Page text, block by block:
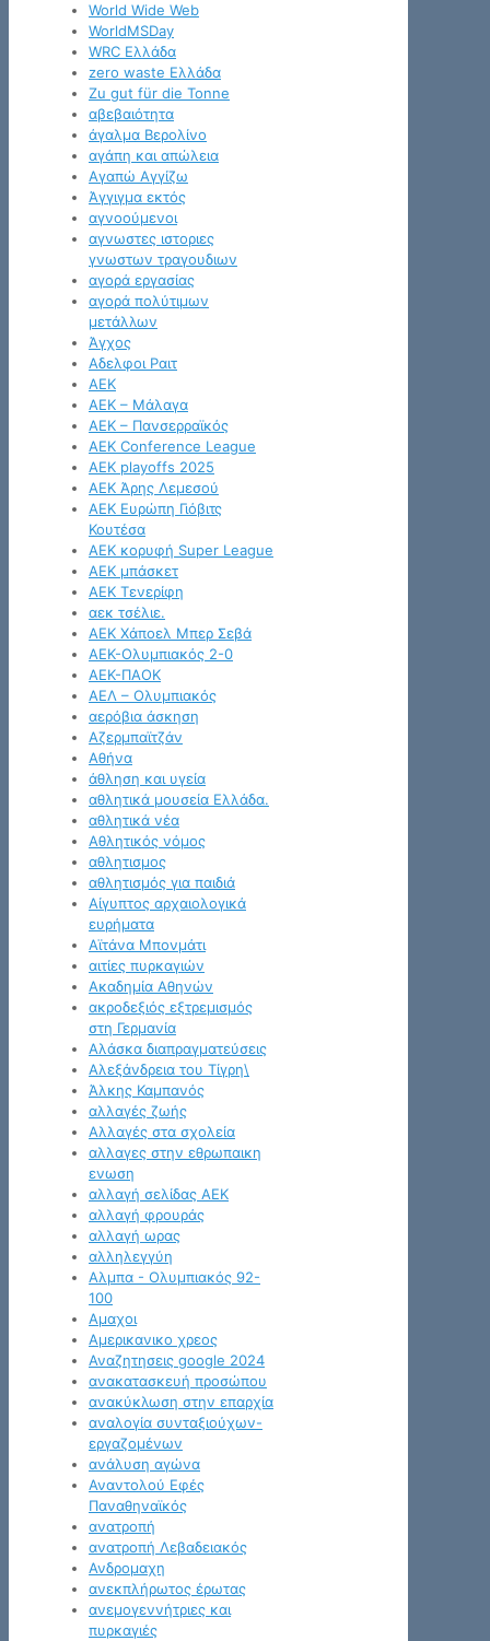
World Wide Web
WorldMSDay
WRC Ελλάδα
zero waste Ελλάδα
Zu gut für die Tonne
αβεβαιότητα
άγαλμα Βερολίνο
αγάπη και απώλεια
Αγαπώ Αγγίζω
Άγγιγμα εκτός
αγνοούμενοι
αγνωστες ιστοριες
γνωστων τραγουδιων
αγορά εργασίας
αγορά πολύτιμων
μετάλλων
Άγχος
Αδελφοι Ραιτ
ΑΕΚ
ΑΕΚ – Μάλαγα
ΑΕΚ – Πανσερραϊκός
ΑΕΚ Conference League
ΑΕΚ playoffs 2025
ΑΕΚ Άρης Λεμεσού
ΑΕΚ Ευρώπη Γιόβιτς
Κουτέσα
ΑΕΚ κορυφή Super League
ΑΕΚ μπάσκετ
ΑΕΚ Τενερίφη
αεκ τσέλιε.
ΑΕΚ Χάποελ Μπερ Σεβά
ΑΕΚ-Ολυμπιακός 2-0
ΑΕΚ-ΠΑΟΚ
ΑΕΛ – Ολυμπιακός
αερόβια άσκηση
Αζερμπαϊτζάν
Αθήνα
άθληση και υγεία
αθλητικά μουσεία Ελλάδα.
αθλητικά νέα
Αθλητικός νόμος
αθλητισμος
αθλητισμός για παιδιά
Αίγυπτος αρχαιολογικά
ευρήματα
Αϊτάνα Μπονμάτι
αιτίες πυρκαγιών
Ακαδημία Αθηνών
ακροδεξιός εξτρεμισμός
στη Γερμανία
Αλάσκα διαπραγματεύσεις
Αλεξάνδρεια του Τίγρη\
Άλκης Καμπανός
αλλαγές ζωής
Αλλαγές στα σχολεία
αλλαγες στην εθρωπαικη
ενωση
αλλαγή σελίδας ΑΕΚ
αλλαγή φρουράς
αλλαγή ωρας
αλληλεγγύη
Αλμπα - Ολυμπιακός 92-
100
Αμαχοι
Αμερικανικο χρεος
Αναζητησεις google 2024
ανακατασκευή προσώπου
ανακύκλωση στην επαρχία
αναλογία συνταξιούχων-
εργαζομένων
ανάλυση αγώνα
Αναντολού Εφές
Παναθηναϊκός
ανατροπή
ανατροπή Λεβαδειακός
Ανδρομαχη
ανεκπλήρωτος έρωτας
ανεμογεννήτριες και
πυρκαγιές